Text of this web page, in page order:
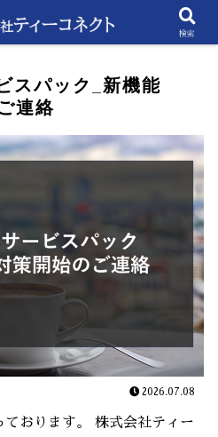
AIO・MEOサービスパック_新
スパック_新機能
連絡
2026.07.08
おります。 株式会社ティー
検索